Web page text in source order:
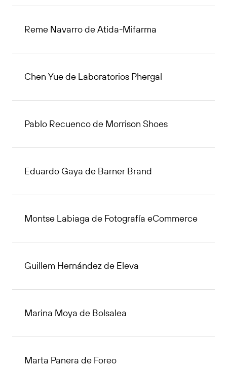
Reme Navarro de Atida-Mifarma
Chen Yue de Laboratorios Phergal
Pablo Recuenco de Morrison Shoes
Eduardo Gaya de Barner Brand
Montse Labiaga de Fotografía eCommerce
Guillem Hernández de Eleva
Marina Moya de Bolsalea
Marta Panera de Foreo